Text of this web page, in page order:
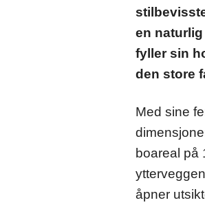
en
fyller sin
den store
Med sine
boareal på
åpner